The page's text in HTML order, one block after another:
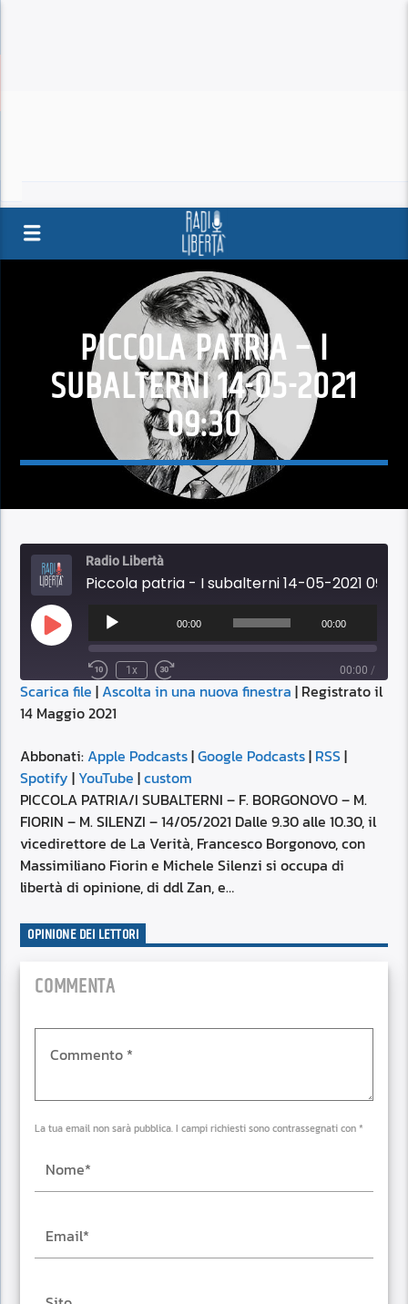
PICCOLA PATRIA – I
SUBALTERNI 14-05-2021
09:30
Radio Libertà
Play
Episode
Audio
Player
00:00 00:00
1x 00:00 /
SUBSCRIBE SHARE
Apple Podcasts
YouTube
RSS FEED
SHARE
LINK
EMBED
Scarica file |Ascolta in una nuova finestra | Registrato il
14 Maggio 2021
Abbonati:Apple Podcasts|Google Podcasts| RSS|
Spotify | YouTube |custom
PICCOLA PATRIA/I SUBALTERNI – F. BORGONOVO – M.
FIORIN – M. SILENZI – 14/05/2021 Dalle 9.30 alle 10.30, il
vicedirettore de La Verità, Francesco Borgonovo, con
Massimiliano Fiorin e Michele Silenzi si occupa di
libertà di opinione, di ddl Zan, e…
OPINIONE DEI LETTORI
COMMENTA
La tua email non sarà pubblica. I campi richiesti sono contrassegnati con *